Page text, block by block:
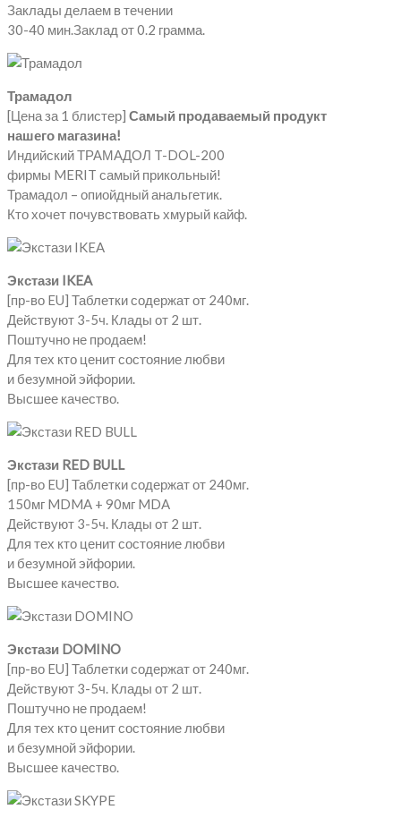
Заклады делаем в течении
30-40 мин.Заклад от 0.2 грамма.
Трамадол
[Цена за 1 блистер] Самый продаваемый продукт
нашего магазина!
Индийский ТРАМАДОЛ T-DOL-200
фирмы MERIT самый прикольный!
Трамадол – опиойдный анальгетик.
Кто хочет почувствовать хмурый кайф.
Экстази IKEA
[пр-во EU] Таблетки содержат от 240мг.
Действуют 3-5ч. Клады от 2 шт.
Поштучно не продаем!
Для тех кто ценит состояние любви
и безумной эйфории.
Высшее качество.
Экстази RED BULL
[пр-во EU] Таблетки содержат от 240мг.
150мг MDMA + 90мг MDA
Действуют 3-5ч. Клады от 2 шт.
Для тех кто ценит состояние любви
и безумной эйфории.
Высшее качество.
Экстази DOMINO
[пр-во EU] Таблетки содержат от 240мг.
Действуют 3-5ч. Клады от 2 шт.
Поштучно не продаем!
Для тех кто ценит состояние любви
и безумной эйфории.
Высшее качество.